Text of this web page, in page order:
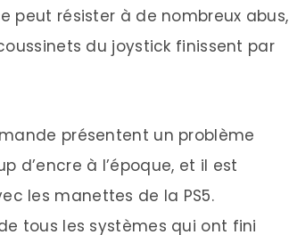
peut résister à de nombreux abus,
du joystick finissent par
présentent un problème
d’encre à l’époque, et il est
les manettes de la PS5.
tous les systèmes qui ont fini